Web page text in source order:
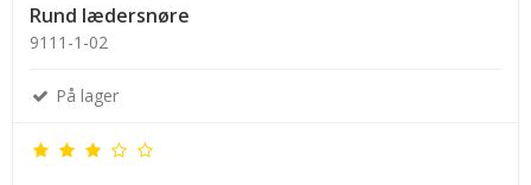
Rund lædersnøre
9111-1-02
På lager